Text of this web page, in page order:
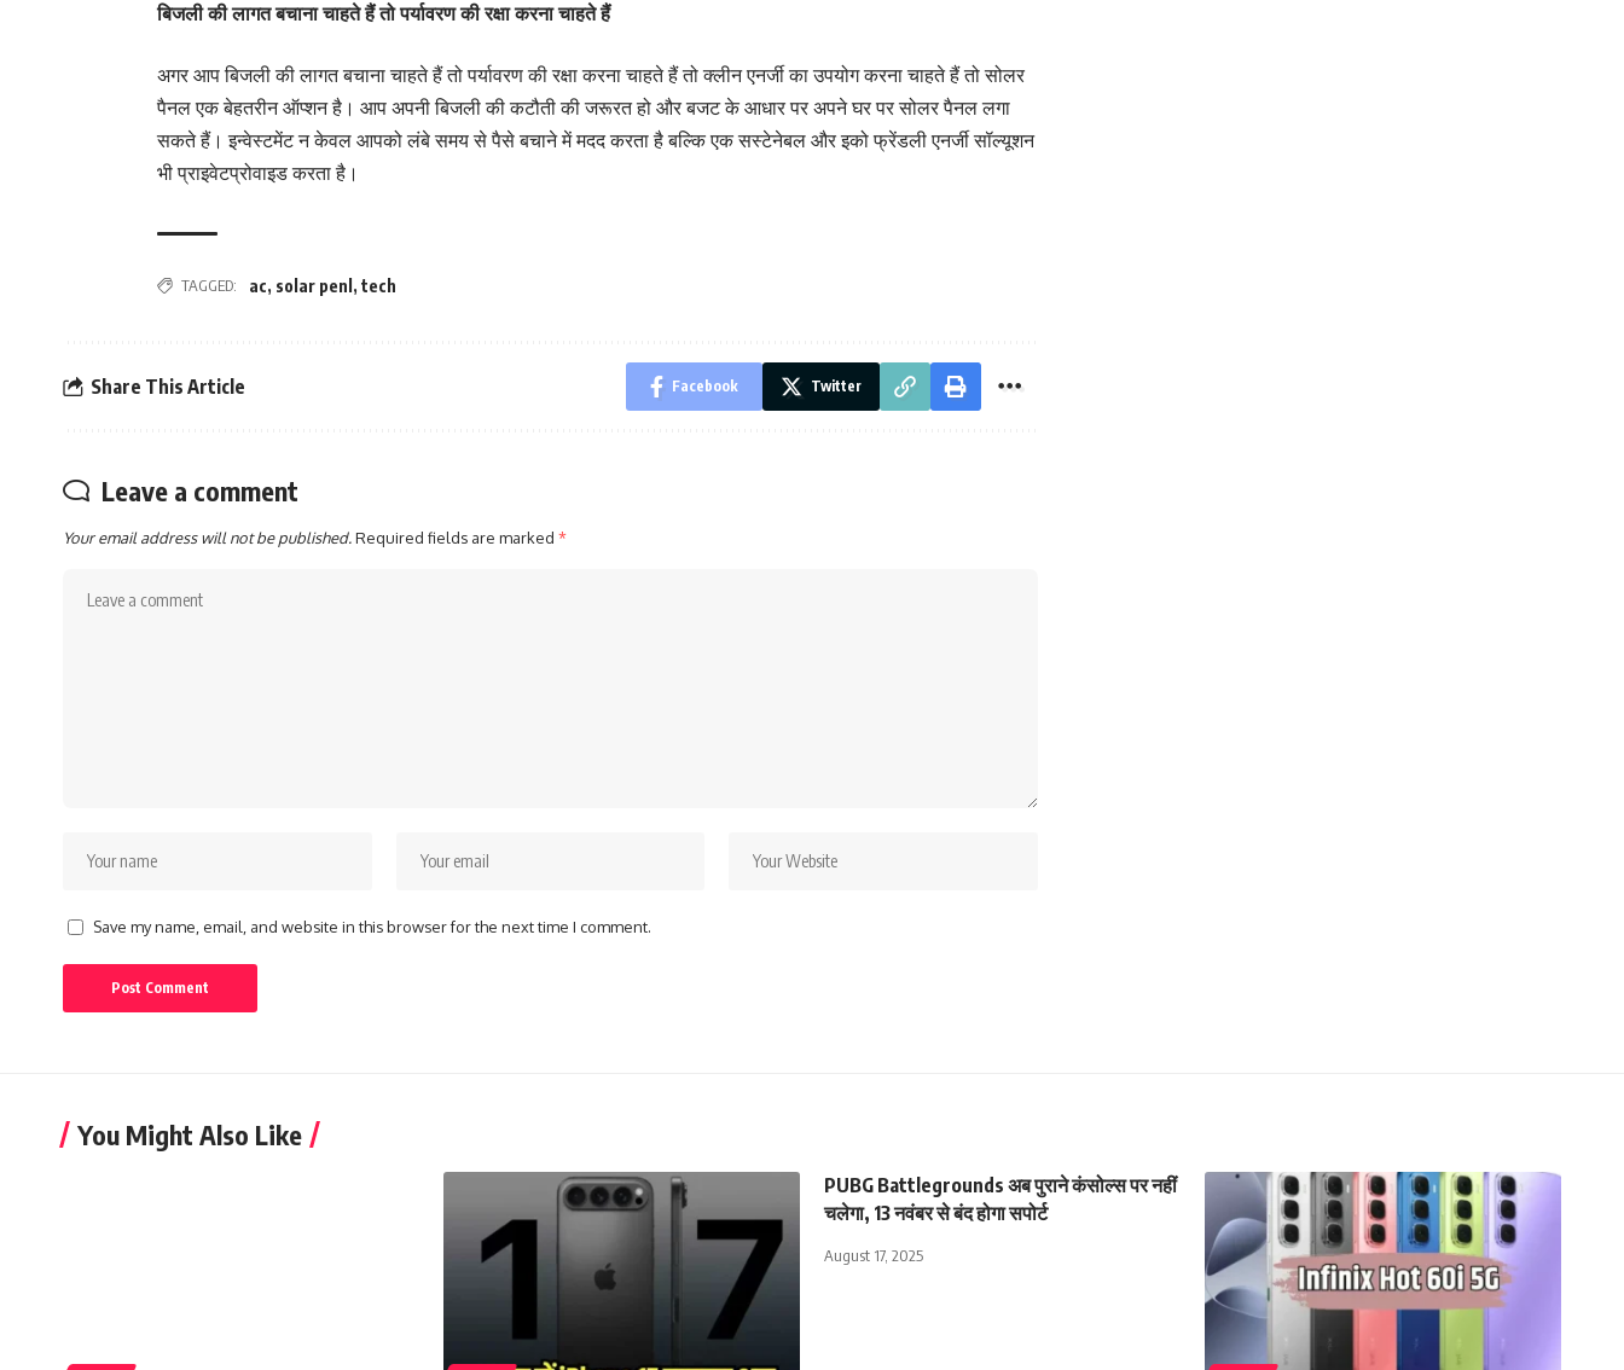
बिजली की लागत बचाना चाहते हैं तो पर्यावरण की रक्षा करना चाहते हैं
अगर आप बिजली की लागत बचाना चाहते हैं तो पर्यावरण की रक्षा करना चाहते हैं तो क्लीन एनर्जी का उपयोग करना चाहते हैं तो सोलर
पैनल एक बेहतरीन ऑप्शन है। आप अपनी बिजली की कटौती की जरूरत हो और बजट के आधार पर अपने घर पर सोलर पैनल लगा
सकते हैं। इन्वेस्टमेंट न केवल आपको लंबे समय से पैसे बचाने में मदद करता है बल्कि एक सस्टेनेबल और इको फ्रेंडली एनर्जी सॉल्यूशन
भी प्राइवेटप्रोवाइड करता है।
TAGGED: ac, solar penl , tech
Share This Article Facebook Twitter
Leave a comment
Your email address will not be published.Required fields are marked *
Save my name, email, and website in this browser for the next time I comment.
You Might Also Like
PUBG Battlegrounds अब पुराने कंसोल्स पर नहीं
चलेगा, 13 नवंबर से बंद होगा सपोर्ट
August 17, 2025